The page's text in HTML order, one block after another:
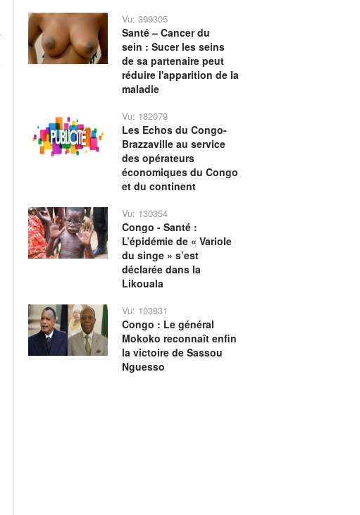
Vu: 399305
Santé – Cancer du
sein : Sucer les seins
de sa partenaire peut
réduire l'apparition de la
maladie
Vu: 182079
Les Echos du Congo-
Brazzaville au service
des opérateurs
économiques du Congo
et du continent
Vu: 130354
Congo - Santé :
L’épidémie de « Variole
du singe » s’est
déclarée dans la
Likouala
Vu: 103831
Congo : Le général
Mokoko reconnaît enfin
la victoire de Sassou
Nguesso